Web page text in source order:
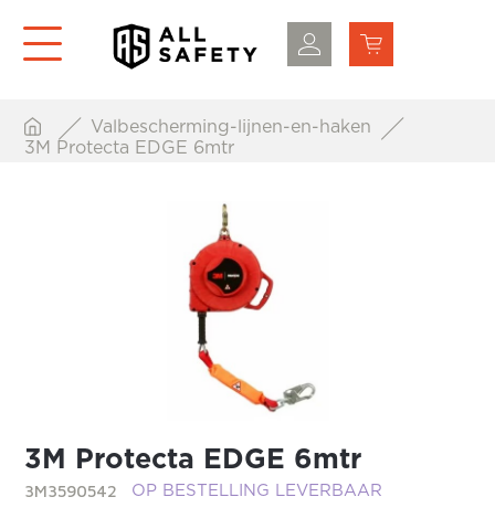
Valbescherming-lijnen-en-haken
3M Protecta EDGE 6mtr
3M Protecta EDGE 6mtr
3M3590542 OP BESTELLING LEVERBAAR